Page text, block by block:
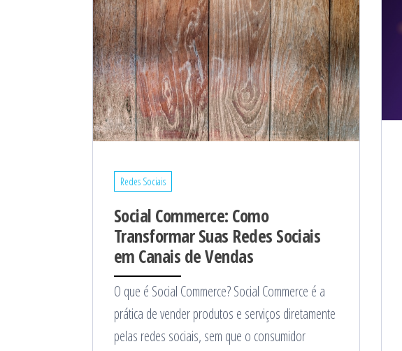
Redes Sociais
Social Commerce: Como
Transformar Suas Redes Sociais
em Canais de Vendas
O que é Social Commerce? Social Commerce é a
prática de vender produtos e serviços diretamente
pelas redes sociais, sem que o consumidor